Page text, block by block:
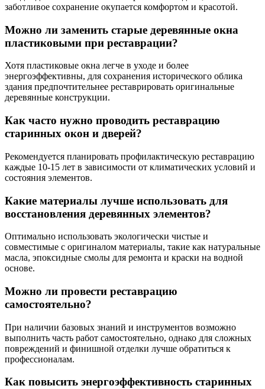
заботливое сохранение окупается комфортом и красотой.
Можно ли заменить старые деревянные окна
пластиковыми при реставрации?
Хотя пластиковые окна легче в уходе и более
энергоэффективны, для сохранения исторического облика
здания предпочтительнее реставрировать оригинальные
деревянные конструкции.
Как часто нужно проводить реставрацию
старинных окон и дверей?
Рекомендуется планировать профилактическую реставрацию
каждые 10-15 лет в зависимости от климатических условий и
состояния элементов.
Какие материалы лучше использовать для
восстановления деревянных элементов?
Оптимально использовать экологически чистые и
совместимые с оригиналом материалы, такие как натуральные
масла, эпоксидные смолы для ремонта и краски на водной
основе.
Можно ли провести реставрацию
самостоятельно?
При наличии базовых знаний и инструментов возможно
выполнить часть работ самостоятельно, однако для сложных
повреждений и финишной отделки лучше обратиться к
профессионалам.
Как повысить энергоэффективность старинных